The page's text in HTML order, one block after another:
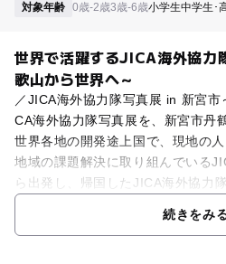
対象年齢 0歳-2歳3歳-6歳小学生中学生･
世界で活躍するJICA海外協力
歌山から世界へ～
／JICA海外協力隊写真展 in 新宮
CA海外協力隊写真展を、新宮市丹
世界各地の開発途上国で、現地の
地域の課題解決に取り組んでいる
ら出発し、帰国したJICA海外協力隊
続きをみ